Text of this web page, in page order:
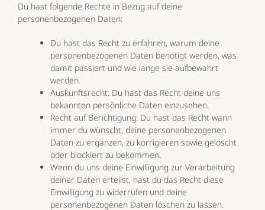
Du hast folgende Rechte in Bezug auf deine
personenbezogenen Daten:
Du hast das Recht zu erfahren, warum deine
personenbezogenen Daten benötigt werden, was
damit passiert und wie lange sie aufbewahrt
werden.
Auskunftsrecht: Du hast das Recht deine uns
bekannten persönliche Daten einzusehen.
Recht auf Berichtigung: Du hast das Recht wann
immer du wünscht, deine personenbezogenen
Daten zu ergänzen, zu korrigieren sowie gelöscht
oder blockiert zu bekommen.
Wenn du uns deine Einwilligung zur Verarbeitung
deiner Daten erteilst, hast du das Recht diese
Einwilligung zu widerrufen und deine
personenbezogenen Daten löschen zu lassen.